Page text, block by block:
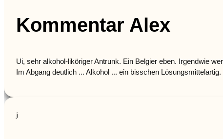
Kommentar Alex
Ui, sehr alkohol-liköriger Antrunk. Ein Belgier eben. Irgendwie
Im Abgang deutlich ... Alkohol ... ein bisschen Lösungsmittelartig.
j